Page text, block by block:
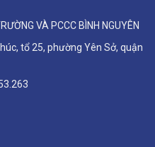
VÀ PCCC BÌNH NGUYÊN
tổ 25, phường Yên Sở, quận